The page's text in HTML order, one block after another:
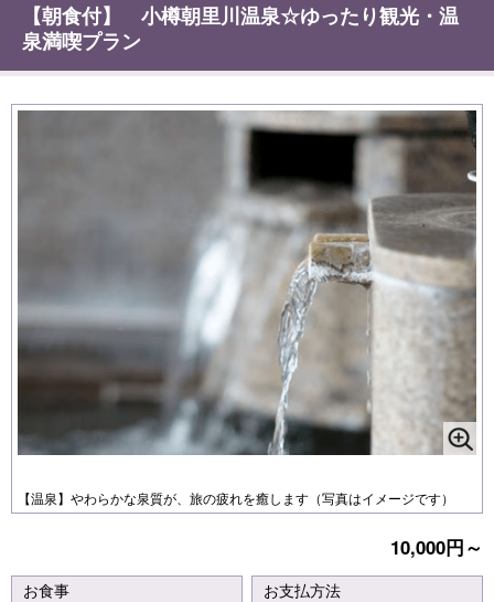
【朝食付】 小樽朝里川温泉☆ゆったり観光・温
泉満喫プラン
【温泉】やわらかな泉質が、旅の疲れを癒します（写真はイメージです）
10,000円～
お食事
お支払方法